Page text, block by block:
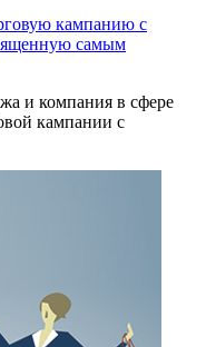
кампанию с
самым
и компания в сфере
кампании с